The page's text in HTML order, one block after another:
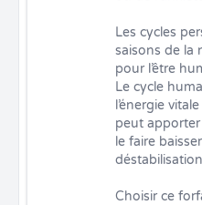
Les cycles
saisons de la
pour l’être
Le cycle
l’énergie
peut apporter
le faire
Choisir ce